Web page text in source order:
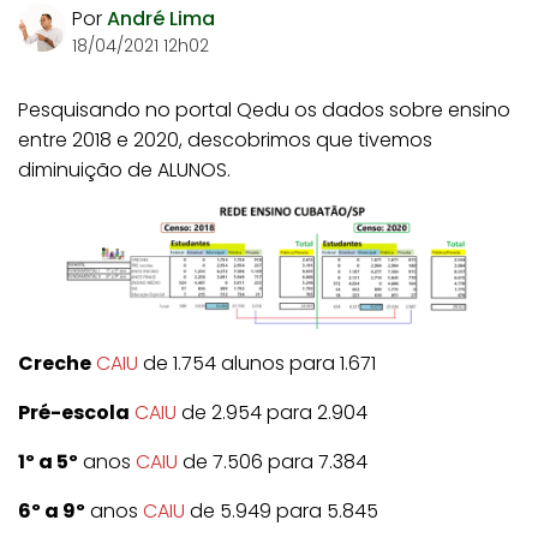
PorAndré Lima
18/04/2021 12h02
Pesquisando no portal Qedu os dados sobre ensino
entre 2018 e 2020, descobrimos que tivemos
diminuição de ALUNOS.
CrecheCAIU de 1.754 alunos para 1.671
Pré-escola CAIU de 2.954 para 2.904
1º a 5º anos CAIU de 7.506 para 7.384
6º a 9º anos CAIU de 5.949 para 5.845